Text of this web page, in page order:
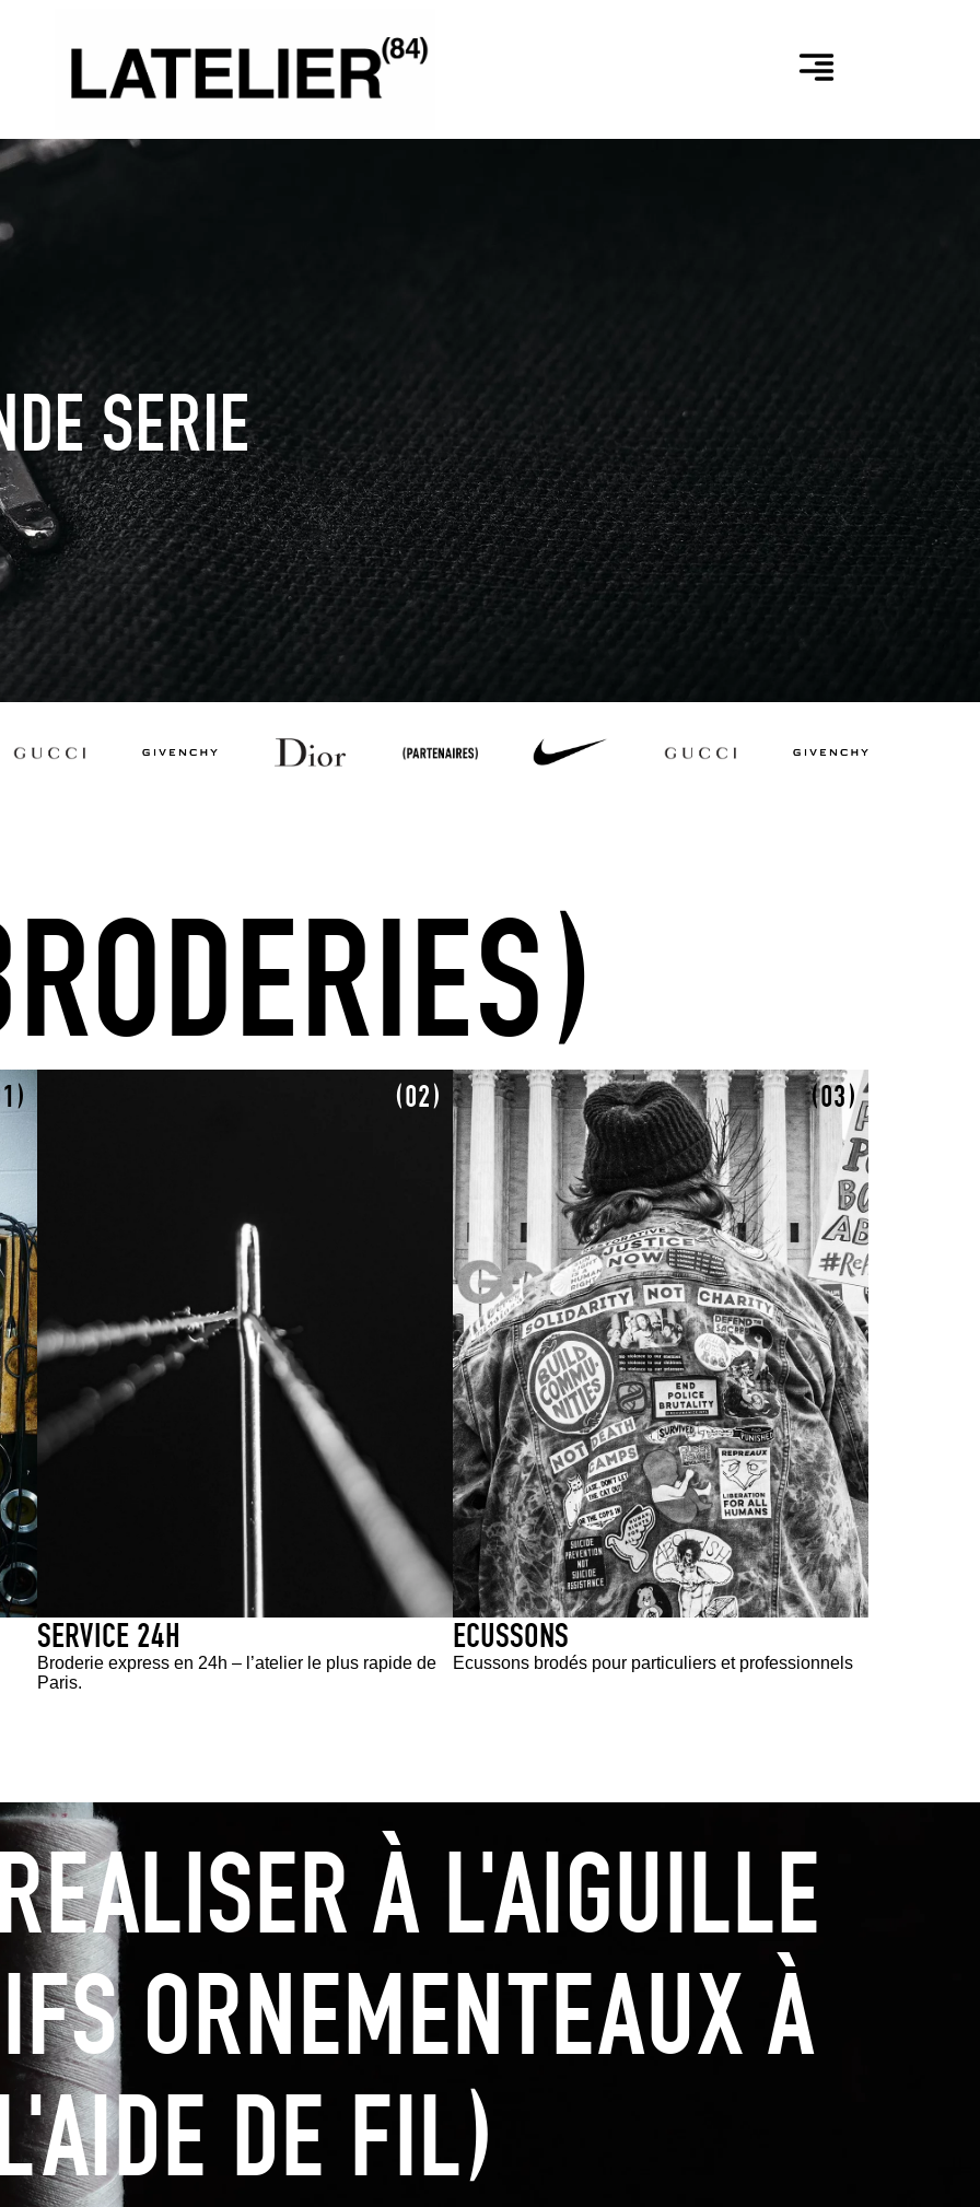
SERIE
(02)
SERVICE 24H
Broderie express en 24h – l’atelier le plus rapide de
Paris.
(03)
ECUSSONS
Ecussons brodés pour particuliers et professionnels
À L'AIGUILLE
ORNEMENTEAUX À
DE FIL)